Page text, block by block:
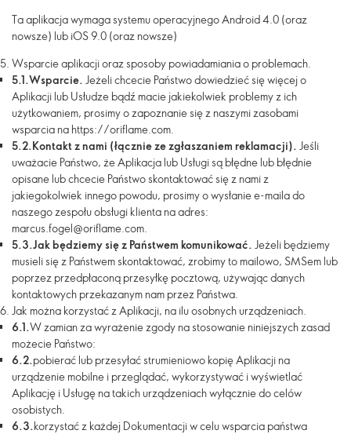
Ta aplikacja wymaga systemu operacyjnegoAndroid4.0 (oraz
nowsze) lub iOS 9.0 (oraz nowsze)
Wsparcie aplikacji oraz sposoby powiadamiania o problemach.
5.1.Wsparcie. Jeżeli chcecie Państwo dowiedzieć się więcej o
Aplikacji lub Usłudze bądź macie jakiekolwiek problemy z ich
użytkowaniem, prosimy o zapoznanie się z naszymi zasobami
wsparcia na https://oriflame.com.
5.2.Kontakt z nami (łącznie ze zgłaszaniem reklamacji). Jeśli
uważacie Państwo, że Aplikacja lub Usługi są błędne lub błędnie
opisane lub chcecie Państwo skontaktować się z nami z
jakiegokolwiek innego powodu, prosimy o wysłanie e-maila do
naszego zespołu obsługi klienta na adres:
marcus.fogel@oriflame.com.
5.3.Jak będziemy się z Państwem komunikować. Jeżeli będziemy
musieli się z Państwem skontaktować, zrobimy to mailowo, SMSem lub
poprzez przedpłaconą przesyłkę pocztową, używając danych
kontaktowych przekazanym nam przez Państwa.
Jak można korzystać z Aplikacji, na ilu osobnych urządzeniach.
6.1.W zamian za wyrażenie zgody na stosowanie niniejszych zasad
możecie Państwo:
6.2.pobierać lub przesyłać strumieniowo kopię Aplikacji na
urządzenie mobilne i przeglądać, wykorzystywać i wyświetlać
Aplikację i Usługę na takich urządzeniach wyłącznie do celów
osobistych.
6.3.korzystać z każdej Dokumentacji w celu wsparcia państwa